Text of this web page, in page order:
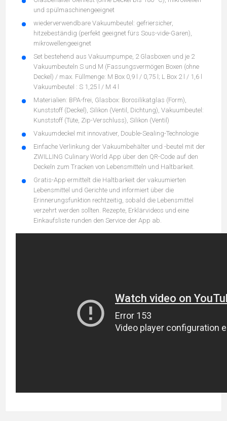
und spülmaschinengeeignet
wiederverwendbare Vakuumbeutel: gefriersicher,
hitzebeständig (perfekt geeignet fürs Sous-vide-Garen),
mikrowellengeeignet
Set bestehend aus Vakuumpumpe, 2 Glasboxen und je 2
Vakuumbeuteln S und M (Fassungsvermögen Boxen (ohne
Deckel) / max. Füllmenge: M Box 0,9 l / 0,75 l; L Box 2 l / 1,6 l
Vakuumbeutel : S 1,25 l / M 4 l
Materialien: BPA-frei, Glasbox: Borosilikatglas (Form),
Kunststoff (Deckel), Silikon (Ventil, Dichtung), Vakuumbeutel:
Kunststoff (Tüte, Zip-Verschluss), Silikon (Ventil)
Vakuumdeckel mit innovativer, Double-Sealing-Technologie
Einfache Verlinkung der Vakuumbehälter und -beutel mit der
ZWILLING Culinary World App über den QR-Code auf den
Deckeln zum Tracken von Lebensmitteln und Haltbarkeit.
Gratis-App ermittelt die Haltbarkeit der vakuumierten
Lebensmittel und Gerichte und informiert über die
Erinnerungsfunktion rechtzeitig, sobald die Lebensmittel
verzehrt werden sollten. Rezepte, Erklärvideos und eine
Einkaufsliste runden den Service der App ab.